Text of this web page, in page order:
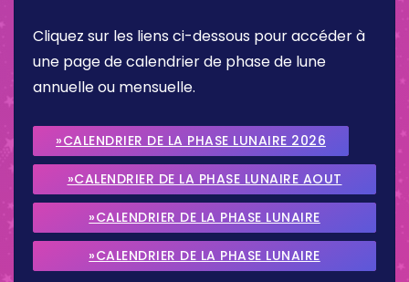
Cliquez sur les liens ci-dessous pour accéder à
une page de calendrier de phase de lune
annuelle ou mensuelle.
»CALENDRIER DE LA PHASE LUNAIRE 2026
»CALENDRIER DE LA PHASE LUNAIRE AOUT
2026
»CALENDRIER DE LA PHASE LUNAIRE
SEPTEMBRE 2026
»CALENDRIER DE LA PHASE LUNAIRE